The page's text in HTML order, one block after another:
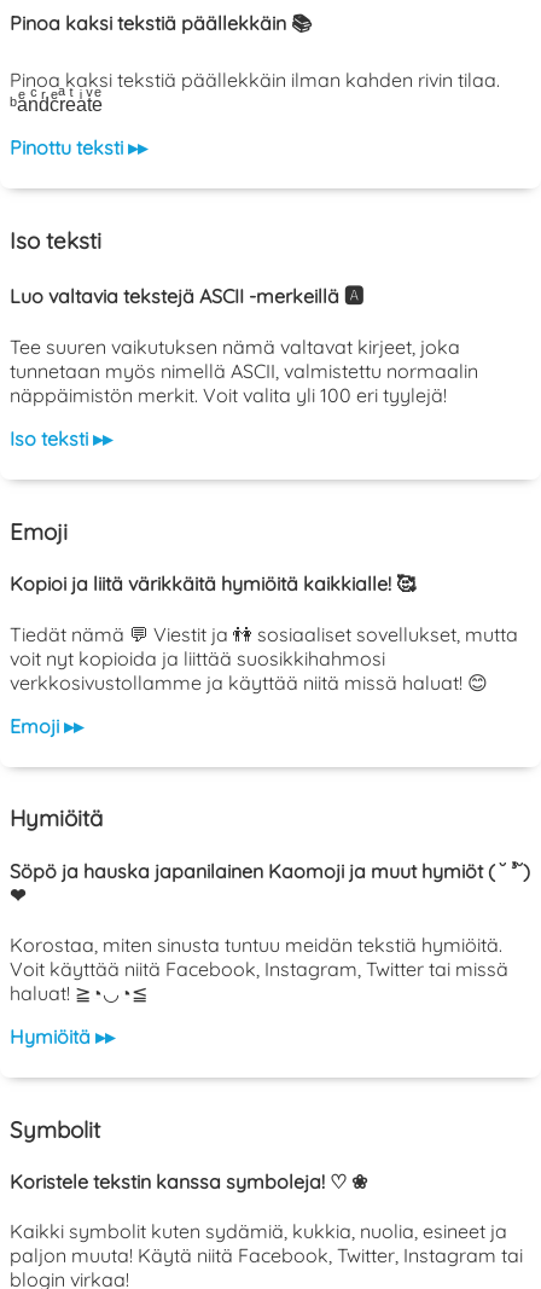
Pinoa kaksi tekstiä päällekkäin 📚
Pinoa kaksi tekstiä päällekkäin ilman kahden rivin tilaa.
ᵇaͤnͨdͬcͤrͣeͭaͥtͮeͤ
Pinottu teksti ▸▸
Iso teksti
Luo valtavia tekstejä ASCII -merkeillä 🅰️
Tee suuren vaikutuksen nämä valtavat kirjeet, joka
tunnetaan myös nimellä ASCII, valmistettu normaalin
näppäimistön merkit. Voit valita yli 100 eri tyylejä!
Iso teksti ▸▸
Emoji
Kopioi ja liitä värikkäitä hymiöitä kaikkialle! 🥰
Tiedät nämä 💬 Viestit ja 👫 sosiaaliset sovellukset, mutta
voit nyt kopioida ja liittää suosikkihahmosi
verkkosivustollamme ja käyttää niitä missä haluat! 😊
Emoji ▸▸
Hymiöitä
Söpö ja hauska japanilainen Kaomoji ja muut hymiöt ( ˘ ³˘)
❤
Korostaa, miten sinusta tuntuu meidän tekstiä hymiöitä.
Voit käyttää niitä Facebook, Instagram, Twitter tai missä
haluat! ≧◔◡◔≦
Hymiöitä ▸▸
Symbolit
Koristele tekstin kanssa symboleja! ♡ ❀
Kaikki symbolit kuten sydämiä, kukkia, nuolia, esineet ja
paljon muuta! Käytä niitä Facebook, Twitter, Instagram tai
blogin virkaa!